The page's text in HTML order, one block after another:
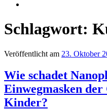
Schlagwort:
Veröffentlicht am 23. Oktober
Wie schadet
Einwegmasken
Kinder?